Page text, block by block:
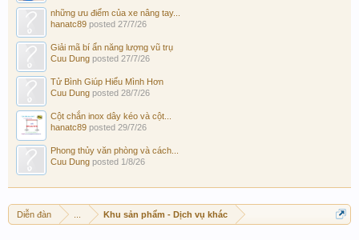
những ưu điểm của xe nâng tay...
hanatc89 posted 27/7/26
Giải mã bí ẩn năng lượng vũ trụ
Cuu Dung posted 27/7/26
Tử Bình Giúp Hiểu Mình Hơn
Cuu Dung posted 28/7/26
Cột chắn inox dây kéo và cột...
hanatc89 posted 29/7/26
Phong thủy văn phòng và cách...
Cuu Dung posted 1/8/26
Diễn đàn Khu sản phẩm - Dịch vụ khác